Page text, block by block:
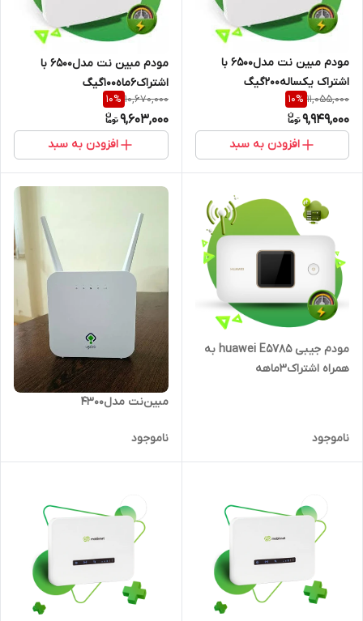
مودم مبین نت مدل6500 با
اشتراک یکساله200گیگ
11,055,000
10%
9,949,000
افزودن به سبد
مودم مبین نت مدل6500 با
اشتراک6ماه100گیگ
10,670,000
10%
9,603,000
افزودن به سبد
مودم جیبی huawei E5785 به
همراه اشتراک۳ماهه
ناموجود
مبین‌نت مدل4300
ناموجود